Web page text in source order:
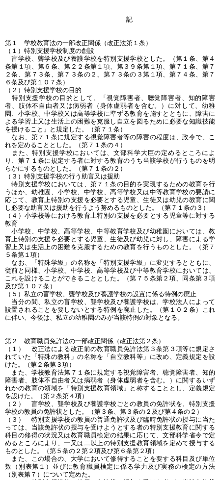
記
第１ 学校教育法の一部改正関係（改正法第１条）
（１）特別支援学校制度の創設
盲学校、聾学校及び養護学校を特別支援学校とした。（第１条、第４
条第１項、第６条、第２２条第１項、第３９条第１項、第７１条、第７
２条、第７３条、第７３条の２、第７３条の３第１項、第７４条、第７
６条及び第１０７条）
（２）特別支援学校の目的
特別支援学校の目的として、「視覚障害者、聴覚障害者、知的障害
者、肢体不自由者又は病弱者（身体虚弱者を含む。）に対して、幼稚
園、小学校、中学校又は高等学校に準ずる教育を施すとともに、障害に
よる学習上又は生活上の困難を克服し自立を図るために必要な知識技能
を授けること」と規定した。（第７１条）
なお、第７１条に規定する視覚障害者等の障害の程度は、政令で、こ
れを定めることとした。（第７１条の４）
また、特別支援学校においては、文部科学大臣の定めるところによ
り、第７１条に規定する者に対する教育のうち当該学校が行うものを明
らかにするものとした。（第７１条の２）
（３）特別支援学校の行う助言又は援助
特別支援学校においては、第７１条の目的を実現するための教育を行
うほか、幼稚園、小学校、中学校、高等学校又は中等教育学校の要請に
応じて、教育上特別の支援を必要とする児童、生徒又は幼児の教育に関
し必要な助言又は援助を行うよう努めるものとした。（第７１条の３）
（４）小学校等における教育上特別の支援を必要とする児童等に対する
教育
小学校、中学校、高等学校、中等教育学校及び幼稚園においては、教
育上特別の支援を必要とする児童、生徒及び幼児に対し、障害による学
習上又は生活上の困難を克服するための教育を行うものとした。（第７
５条第１項）
なお、「特殊学級」の名称を「特別支援学級」に変更するとともに、
従前と同様、小学校、中学校、高等学校及び中等教育学校においては、
これを設けることができることとした。（第７５条第２項、同条第３項
及び第１０７条）
（５）私立の盲学校、聾学校及び養護学校の設置に係る特例の廃止
当分の間、私立の盲学校、聾学校及び養護学校は、学校法人によって
設置されることを要しないとする特例を廃止した。（第１０２条）これ
に伴い、今後は、私立の幼稚園のみが当該特例の対象となる。
第２ 教育職員免許法の一部改正関係（改正法第２条）
（１） 改正法による改正前の教育職員免許法第３条第３項等に規定さ
れていた「特殊の教科」の名称を「自立教科等」に改め、定義規定を設
けた。（第２条第３項）
また、学校教育法第７１条に規定する視覚障害者、聴覚障害者、知的
障害者、肢体不自由者又は病弱者（身体虚弱者を含む。）に関するいず
れかの教育の領域を「特別支援教育領域」と称することとし、定義規定
を設けた。（第２条第４項）
（２） 盲学校、聾学校及び養護学校ごとの教員の免許状を、特別支援
学校の教員の免許状とした。（第３条、第３条の２及び第４条の２）
（３） 特別支援学校の教員の普通免許状及び臨時免許状の授与に当た
っては、当該免許状の授与を受けようとする者の特別支援教育に関する
科目の修得の状況又は教育職員検定の結果に応じて、文部科学省令で定
めるところにより、一又は二以上の特別支援教育領域を定めて授与する
ものとした。（第５条の２第２項及び第６条第２項）
また、この場合の、大学において修得することを要する科目及び単位
数（別表第１）並びに教育職員検定に係る学力及び実務の検定の方法
（別表第７）について定めた。